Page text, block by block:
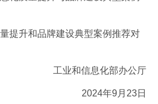
提升和品牌建设典型案例推荐对
工业和信息化部办公厅
2024年9月23日